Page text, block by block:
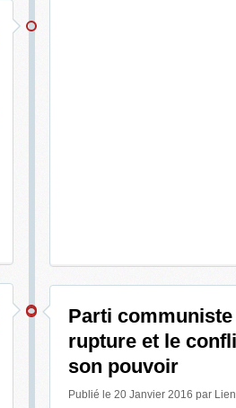
Parti
rupture et le
son pouvoir
Publié le 20 Janvier 2016 par